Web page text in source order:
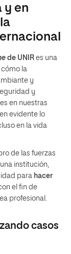
y en
de UNIR es una
la
y
y
en nuestras
evidente lo
en la vida
de las fuerzas
institución,
para hacer
el fin de
profesional.
casos